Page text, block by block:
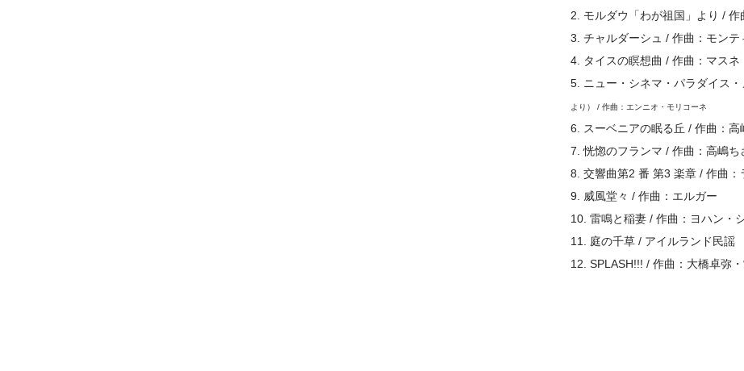
2. モルダウ「わが祖国」より / 作
3. チャルダーシュ / 作曲：モンテ
4. タイスの瞑想曲 / 作曲：マスネ
5. ニュー・シネマ・パラダイス
より） / 作曲：エンニオ・モリコーネ
6. スーベニアの眠る丘 / 作曲：
7. 恍惚のフランマ / 作曲：高嶋ち
8. 交響曲第2 番 第3 楽章 / 作曲：
9. 威風堂々 / 作曲：エルガー
10. 雷鳴と稲妻 / 作曲：ヨハン・
11. 庭の千草 / アイルランド民謡
12. SPLASH!!! / 作曲：大橋卓弥